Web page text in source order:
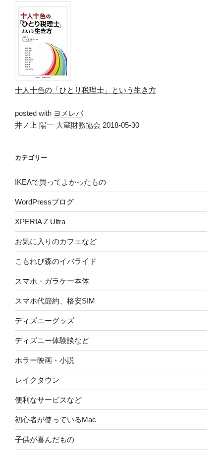
十人十色の「ひとり税理士」という生き方
posted with ヨメレバ
井ノ上 陽一 大蔵財務協会 2018-05-30
カテゴリー
IKEAで買ってよかったもの
WordPressブログ
XPERIA Z Ultra
お気に入りのカフェなど
こもれび森のイバライド
スマホ・ガラケー本体
スマホ代節約、格安SIM
ディズニーグッズ
ディズニー体験談など
ホラー映画・小説
レイクタウン
便利なサービスなど
初心者が使っているMac
子供が喜んだもの